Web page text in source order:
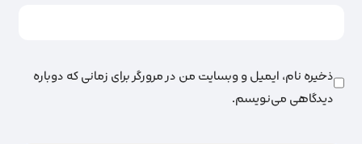
ذخیره نام، ایمیل و وبسایت من در مرورگر برای زمانی که دوباره
دیدگاهی می‌نویسم.